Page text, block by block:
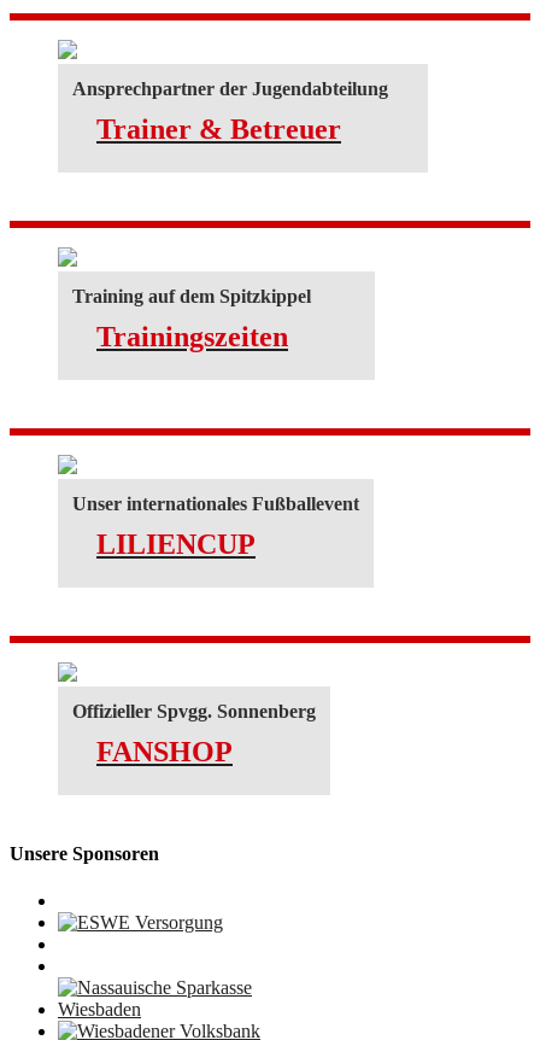
Ansprechpartner der Jugendabteilung
Trainer & Betreuer
Training auf dem Spitzkippel
Trainingszeiten
Unser internationales Fußballevent
LILIENCUP
Offizieller Spvgg. Sonnenberg
FANSHOP
Unsere Sponsoren